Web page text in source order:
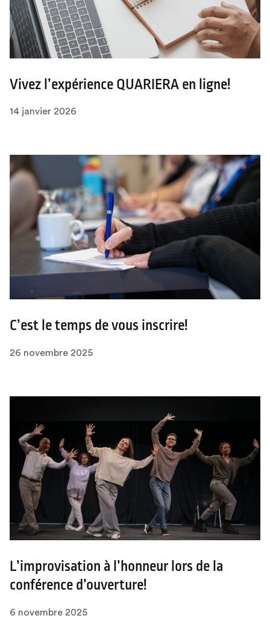
Vivez l’expérience QUARIERA en ligne!
14 janvier 2026
C’est le temps de vous inscrire!
26 novembre 2025
L’improvisation à l’honneur lors de la
conférence d’ouverture!
6 novembre 2025